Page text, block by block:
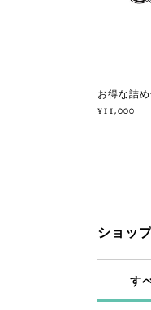
お得な詰
¥11,000
ショッ
す